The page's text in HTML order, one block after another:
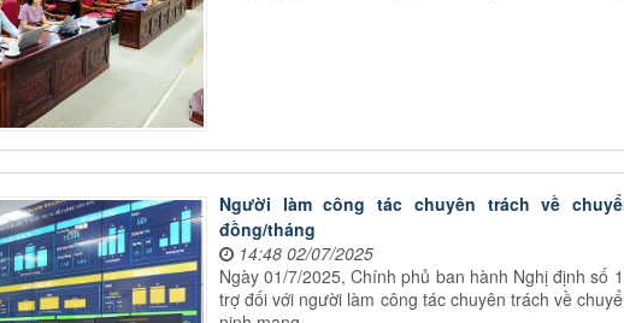
Người làm công tác chuyên trách về
đồng/tháng
14:48 02/07/2025
Ngày 01/7/2025, Chính phủ ban hành Nghị định số
trợ đối với người làm công tác chuyên trách về